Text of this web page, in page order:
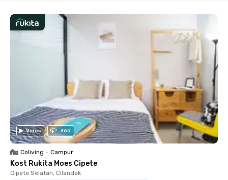
Video 360
Coliving • Campur
Kost Rukita Moes Cipete
Cipete Selatan, Cilandak